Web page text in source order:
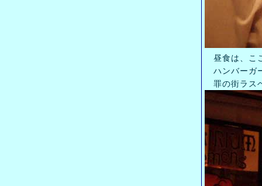
昼食は、こ
ハンバーガ
罪の街ラス